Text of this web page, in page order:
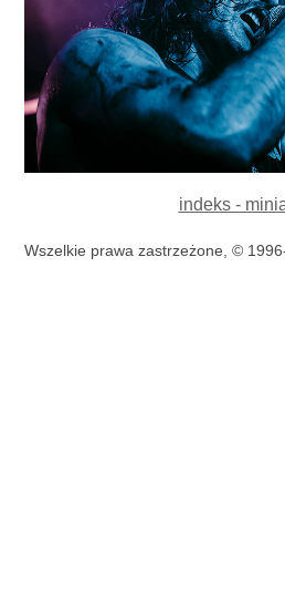
indeks -
Wszelkie prawa zastrzeżone, ©